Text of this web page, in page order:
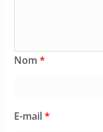
Nom *
E-mail*